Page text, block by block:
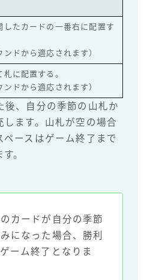
したカードの一番右に配置す
ンドから適応されます）
に配置する。
ンドから適応されます）
後、自分の季節の山札か
します。山札が空の場合
ースはゲーム終了まで
。
カードが自分の季節
になった場合、勝利
ーム終了となりま